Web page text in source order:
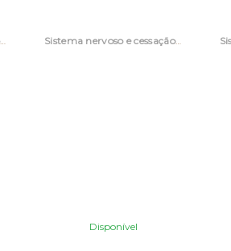
Sistema nervoso e cessação tabágica Sistema nervoso e cessação tabágica
Disponível